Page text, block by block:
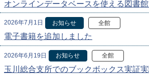
オンラインデータベースを使える図書館
2026年7月1日 お知らせ 全館
電子書籍を追加しました
2026年6月19日 お知らせ 全館
玉川総合支所でのブックボックス実証